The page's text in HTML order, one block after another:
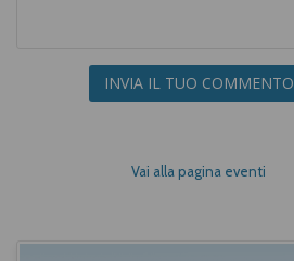
INVIA IL TUO COMMENTO
Vai alla pagina eventi